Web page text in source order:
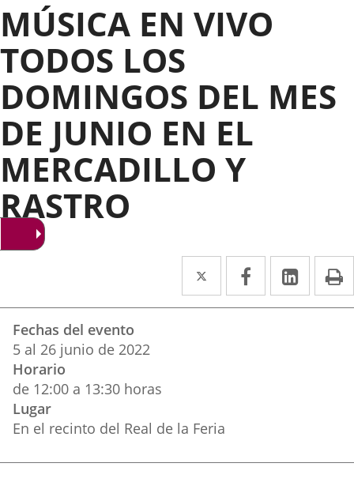
MÚSICA EN VIVO
TODOS LOS
DOMINGOS DEL MES
DE JUNIO EN EL
MERCADILLO Y
RASTRO
Twitter
Enlace
a
Facebook
Enlace
a
Enlace
a
del
evento
Fechas del evento
5 al 26 junio de 2022
Horario
de 12:00 a 13:30 horas
Lugar
En el recinto del Real de la Feria